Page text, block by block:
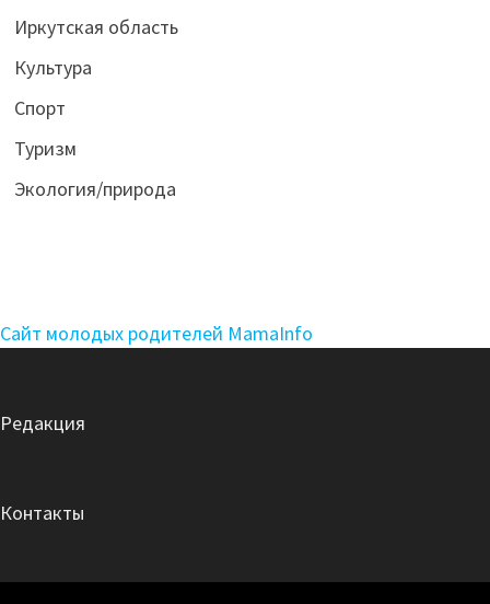
Иркутская область
Культура
Спорт
Туризм
Экология/природа
Сайт молодых родителей MamaInfo
Редакция
Контакты